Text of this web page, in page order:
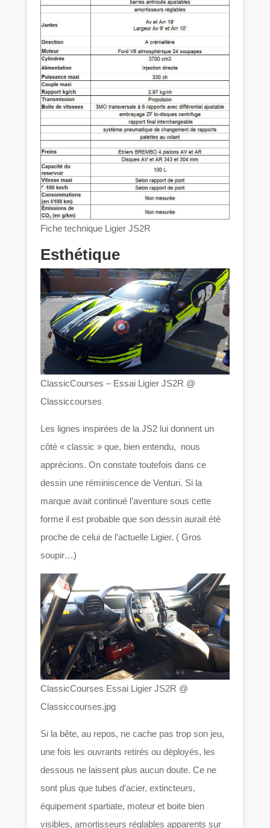
Fiche technique Ligier JS2R
Esthétique
ClassicCourses – Essai Ligier JS2R @
Classiccourses
Les lignes inspirées de la JS2 lui donnent un
côté « classic » que, bien entendu, nous
apprécions. On constate toutefois dans ce
dessin une réminiscence de Venturi. Si la
marque avait continué l’aventure sous cette
forme il est probable que son dessin aurait été
proche de celui de l’actuelle Ligier. ( Gros
soupir…)
ClassicCourses Essai Ligier JS2R @
Classiccourses.jpg
Si la bête, au repos, ne cache pas trop son jeu,
une fois les ouvrants retirés ou déployés, les
dessous ne laissent plus aucun doute. Ce ne
sont plus que tubes d’acier, extincteurs,
équipement spartiate, moteur et boite bien
visibles, amortisseurs réglables apparents sur